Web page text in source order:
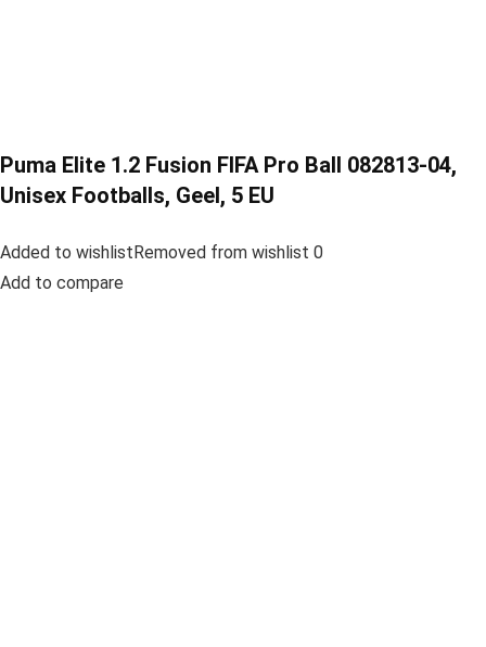
Puma Elite 1.2 Fusion FIFA Pro Ball 082813-04,
Unisex Footballs, Geel, 5 EU
Added to wishlistRemoved from wishlist 0
Add to compare